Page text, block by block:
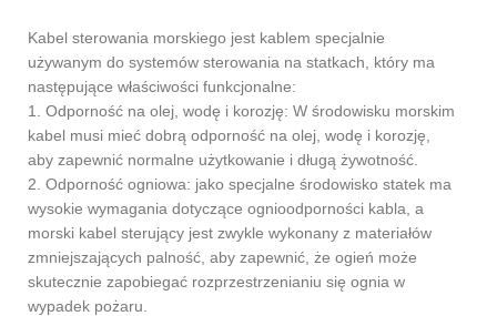
Kabel sterowania morskiego jest kablem specjalnie
używanym do systemów sterowania na statkach, który ma
następujące właściwości funkcjonalne:
1. Odporność na olej, wodę i korozję: W środowisku morskim
kabel musi mieć dobrą odporność na olej, wodę i korozję,
aby zapewnić normalne użytkowanie i długą żywotność.
2. Odporność ogniowa: jako specjalne środowisko statek ma
wysokie wymagania dotyczące ognioodporności kabla, a
morski kabel sterujący jest zwykle wykonany z materiałów
zmniejszających palność, aby zapewnić, że ogień może
skutecznie zapobiegać rozprzestrzenianiu się ognia w
wypadek pożaru.